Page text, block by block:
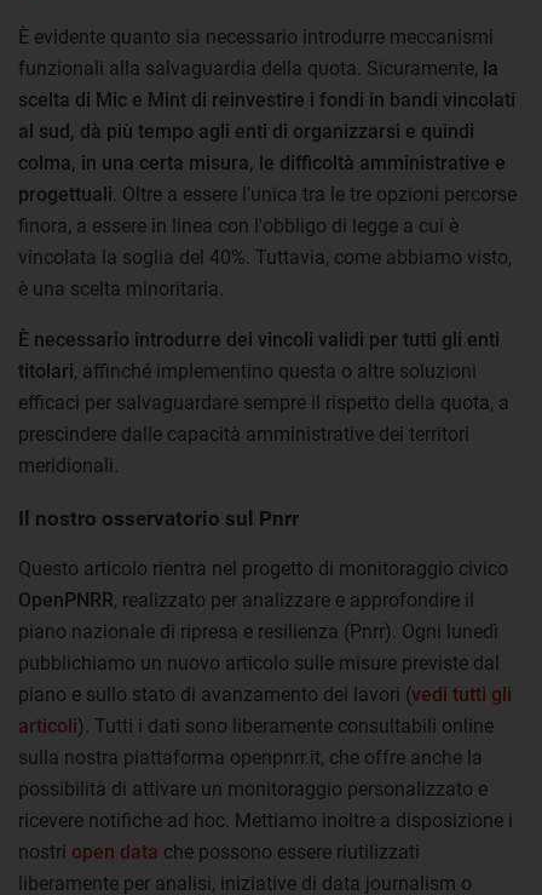
È evidente quanto sia necessario introdurre meccanismi
funzionali alla salvaguardia della quota. Sicuramente, la
scelta di Mic e Mint di reinvestire i fondi in bandi vincolati
al sud, dà più tempo agli enti di organizzarsi e quindi
colma, in una certa misura, le difficoltà amministrative e
progettuali . Oltre a essere l'unica tra le tre opzioni percorse
finora, a essere in linea con l'obbligo di legge a cui è
vincolata la soglia del 40%. Tuttavia, come abbiamo visto,
è una scelta minoritaria.
È necessario introdurre dei vincoli validi per tutti gli enti
titolari, affinché implementino questa o altre soluzioni
efficaci per salvaguardare sempre il rispetto della quota, a
prescindere dalle capacità amministrative dei territori
meridionali.
Il nostro osservatorio sul Pnrr
Questo articolo rientra nel progetto di monitoraggio civico
OpenPNRR, realizzato per analizzare e approfondire il
piano nazionale di ripresa e resilienza (Pnrr). Ogni lunedì
pubblichiamo un nuovo articolo sulle misure previste dal
piano e sullo stato di avanzamento dei lavori (vedi tutti gli
articoli). Tutti i dati sono liberamente consultabili online
sulla nostra piattaforma openpnrr.it, che offre anche la
possibilità di attivare un monitoraggio personalizzato e
ricevere notifiche ad hoc. Mettiamo inoltre a disposizione i
nostri open data che possono essere riutilizzati
liberamente per analisi, iniziative di data journalism o